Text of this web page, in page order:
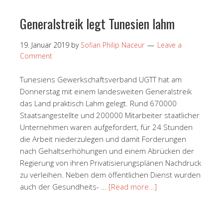
Generalstreik legt Tunesien lahm
19. Januar 2019 by Sofian Philip Naceur
Leave a
Comment
Tunesiens Gewerkschaftsverband UGTT hat am
Donnerstag mit einem landesweiten Generalstreik
das Land praktisch Lahm gelegt. Rund 670000
Staatsangestellte und 200000 Mitarbeiter staatlicher
Unternehmen waren aufgefordert, für 24 Stunden
die Arbeit niederzulegen und damit Forderungen
nach Gehaltserhöhungen und einem Abrücken der
Regierung von ihren Privatisierungsplänen Nachdruck
zu verleihen. Neben dem öffentlichen Dienst wurden
auch der Gesundheits- … [Read more…]